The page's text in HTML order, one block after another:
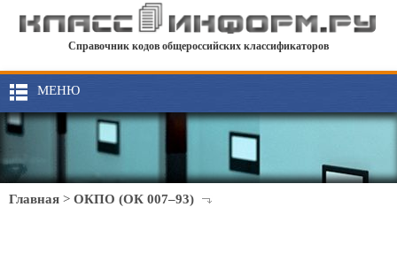
Справочник кодов общероссийских классификаторов
МЕНЮ
Главная > ОКПО (ОК 007–93)